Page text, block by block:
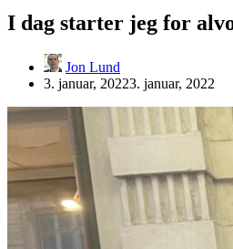
I dag starter jeg for
Jon Lund
3. januar, 20223. januar, 2022